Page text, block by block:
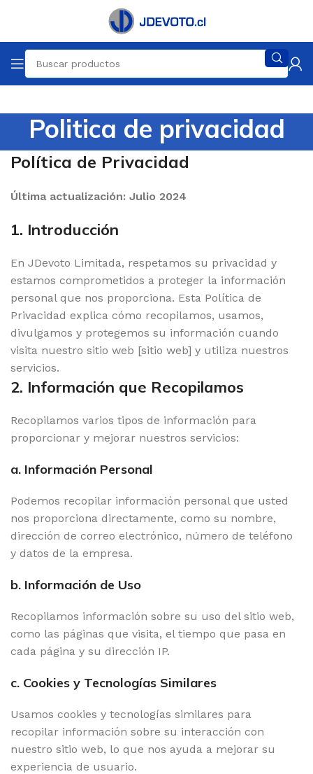
Politica de privacidad
Política de Privacidad
Última actualización: Julio 2024
1. Introducción
En JDevoto Limitada, respetamos su privacidad y
estamos comprometidos a proteger la información
personal que nos proporciona. Esta Política de
Privacidad explica cómo recopilamos, usamos,
divulgamos y protegemos su información cuando
visita nuestro sitio web [sitio web] y utiliza nuestros
servicios.
2. Información que Recopilamos
Recopilamos varios tipos de información para
proporcionar y mejorar nuestros servicios:
a. Información Personal
Podemos recopilar información personal que usted
nos proporciona directamente, como su nombre,
dirección de correo electrónico, número de teléfono
y datos de la empresa.
b. Información de Uso
Recopilamos información sobre su uso del sitio web,
como las páginas que visita, el tiempo que pasa en
cada página y su dirección IP.
c. Cookies y Tecnologías Similares
Usamos cookies y tecnologías similares para
recopilar información sobre su interacción con
nuestro sitio web, lo que nos ayuda a mejorar su
experiencia de usuario.